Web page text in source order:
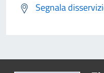
Segnala